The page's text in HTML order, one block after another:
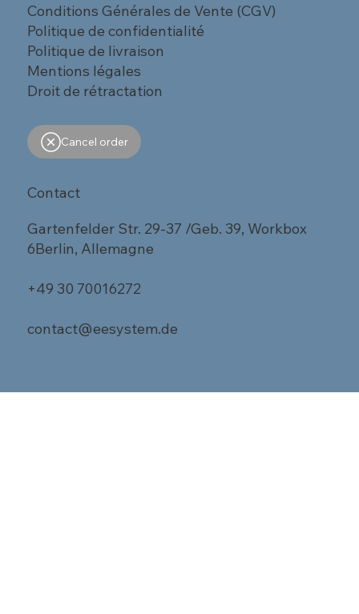
Conditions Générales de Vente (CGV)
Politique de confidentialité
Politique de livraison
Mentions légales
Droit de rétractation
Cancel order
Contact
Gartenfelder Str. 29-37 /Geb. 39, Workbox
6Berlin, Allemagne
+49 30 70016272
contact@eesystem.de